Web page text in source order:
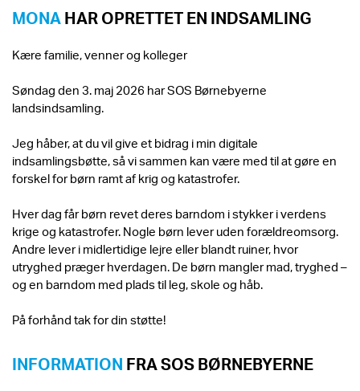
MONAHAR OPRETTET EN INDSAMLING
Kære familie, venner og kolleger
Søndag den 3. maj 2026 har SOS Børnebyerne
landsindsamling.
Jeg håber, at du vil give et bidrag i min digitale
indsamlingsbøtte, så vi sammen kan være med til at gøre en
forskel for børn ramt af krig og katastrofer.
Hver dag får børn revet deres barndom i stykker i verdens
krige og katastrofer. Nogle børn lever uden forældreomsorg.
Andre lever i midlertidige lejre eller blandt ruiner, hvor
utryghed præger hverdagen. De børn mangler mad, tryghed –
og en barndom med plads til leg, skole og håb.
På forhånd tak for din støtte!
INFORMATION FRA SOS BØRNEBYERNE